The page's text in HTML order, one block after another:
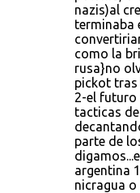
nazis)al
terminaba
como la
rusa}no
pickot tras
2-el futuro
tacticas
parte de
argentina
nicragua o